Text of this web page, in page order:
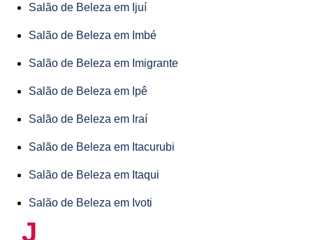
Salão de Beleza em Ijuí
Salão de Beleza em Imbé
Salão de Beleza em Imigrante
Salão de Beleza em Ipê
Salão de Beleza em Iraí
Salão de Beleza em Itacurubi
Salão de Beleza em Itaqui
Salão de Beleza em Ivoti
J